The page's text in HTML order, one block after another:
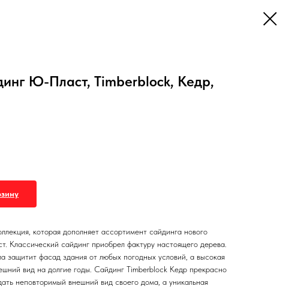
Ю-Пласт, Timberblock, Кедр,
которая дополняет ассортимент сайдинга нового
Классический сайдинг приобрел фактуру настоящего дерева.
защитит фасад здания от любых погодных условий, а высокая
вид на долгие годы. Сайдинг Timberblock Кедр прекрасно
неповторимый внешний вид своего дома, а уникальная